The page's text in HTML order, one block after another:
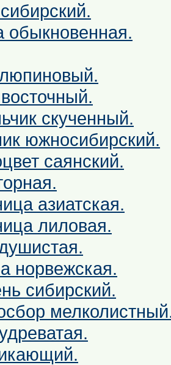
обыкновенная.
скученный.
южносибирский.
саянский.
азиатская.
лиловая.
норвежская.
сибирский.